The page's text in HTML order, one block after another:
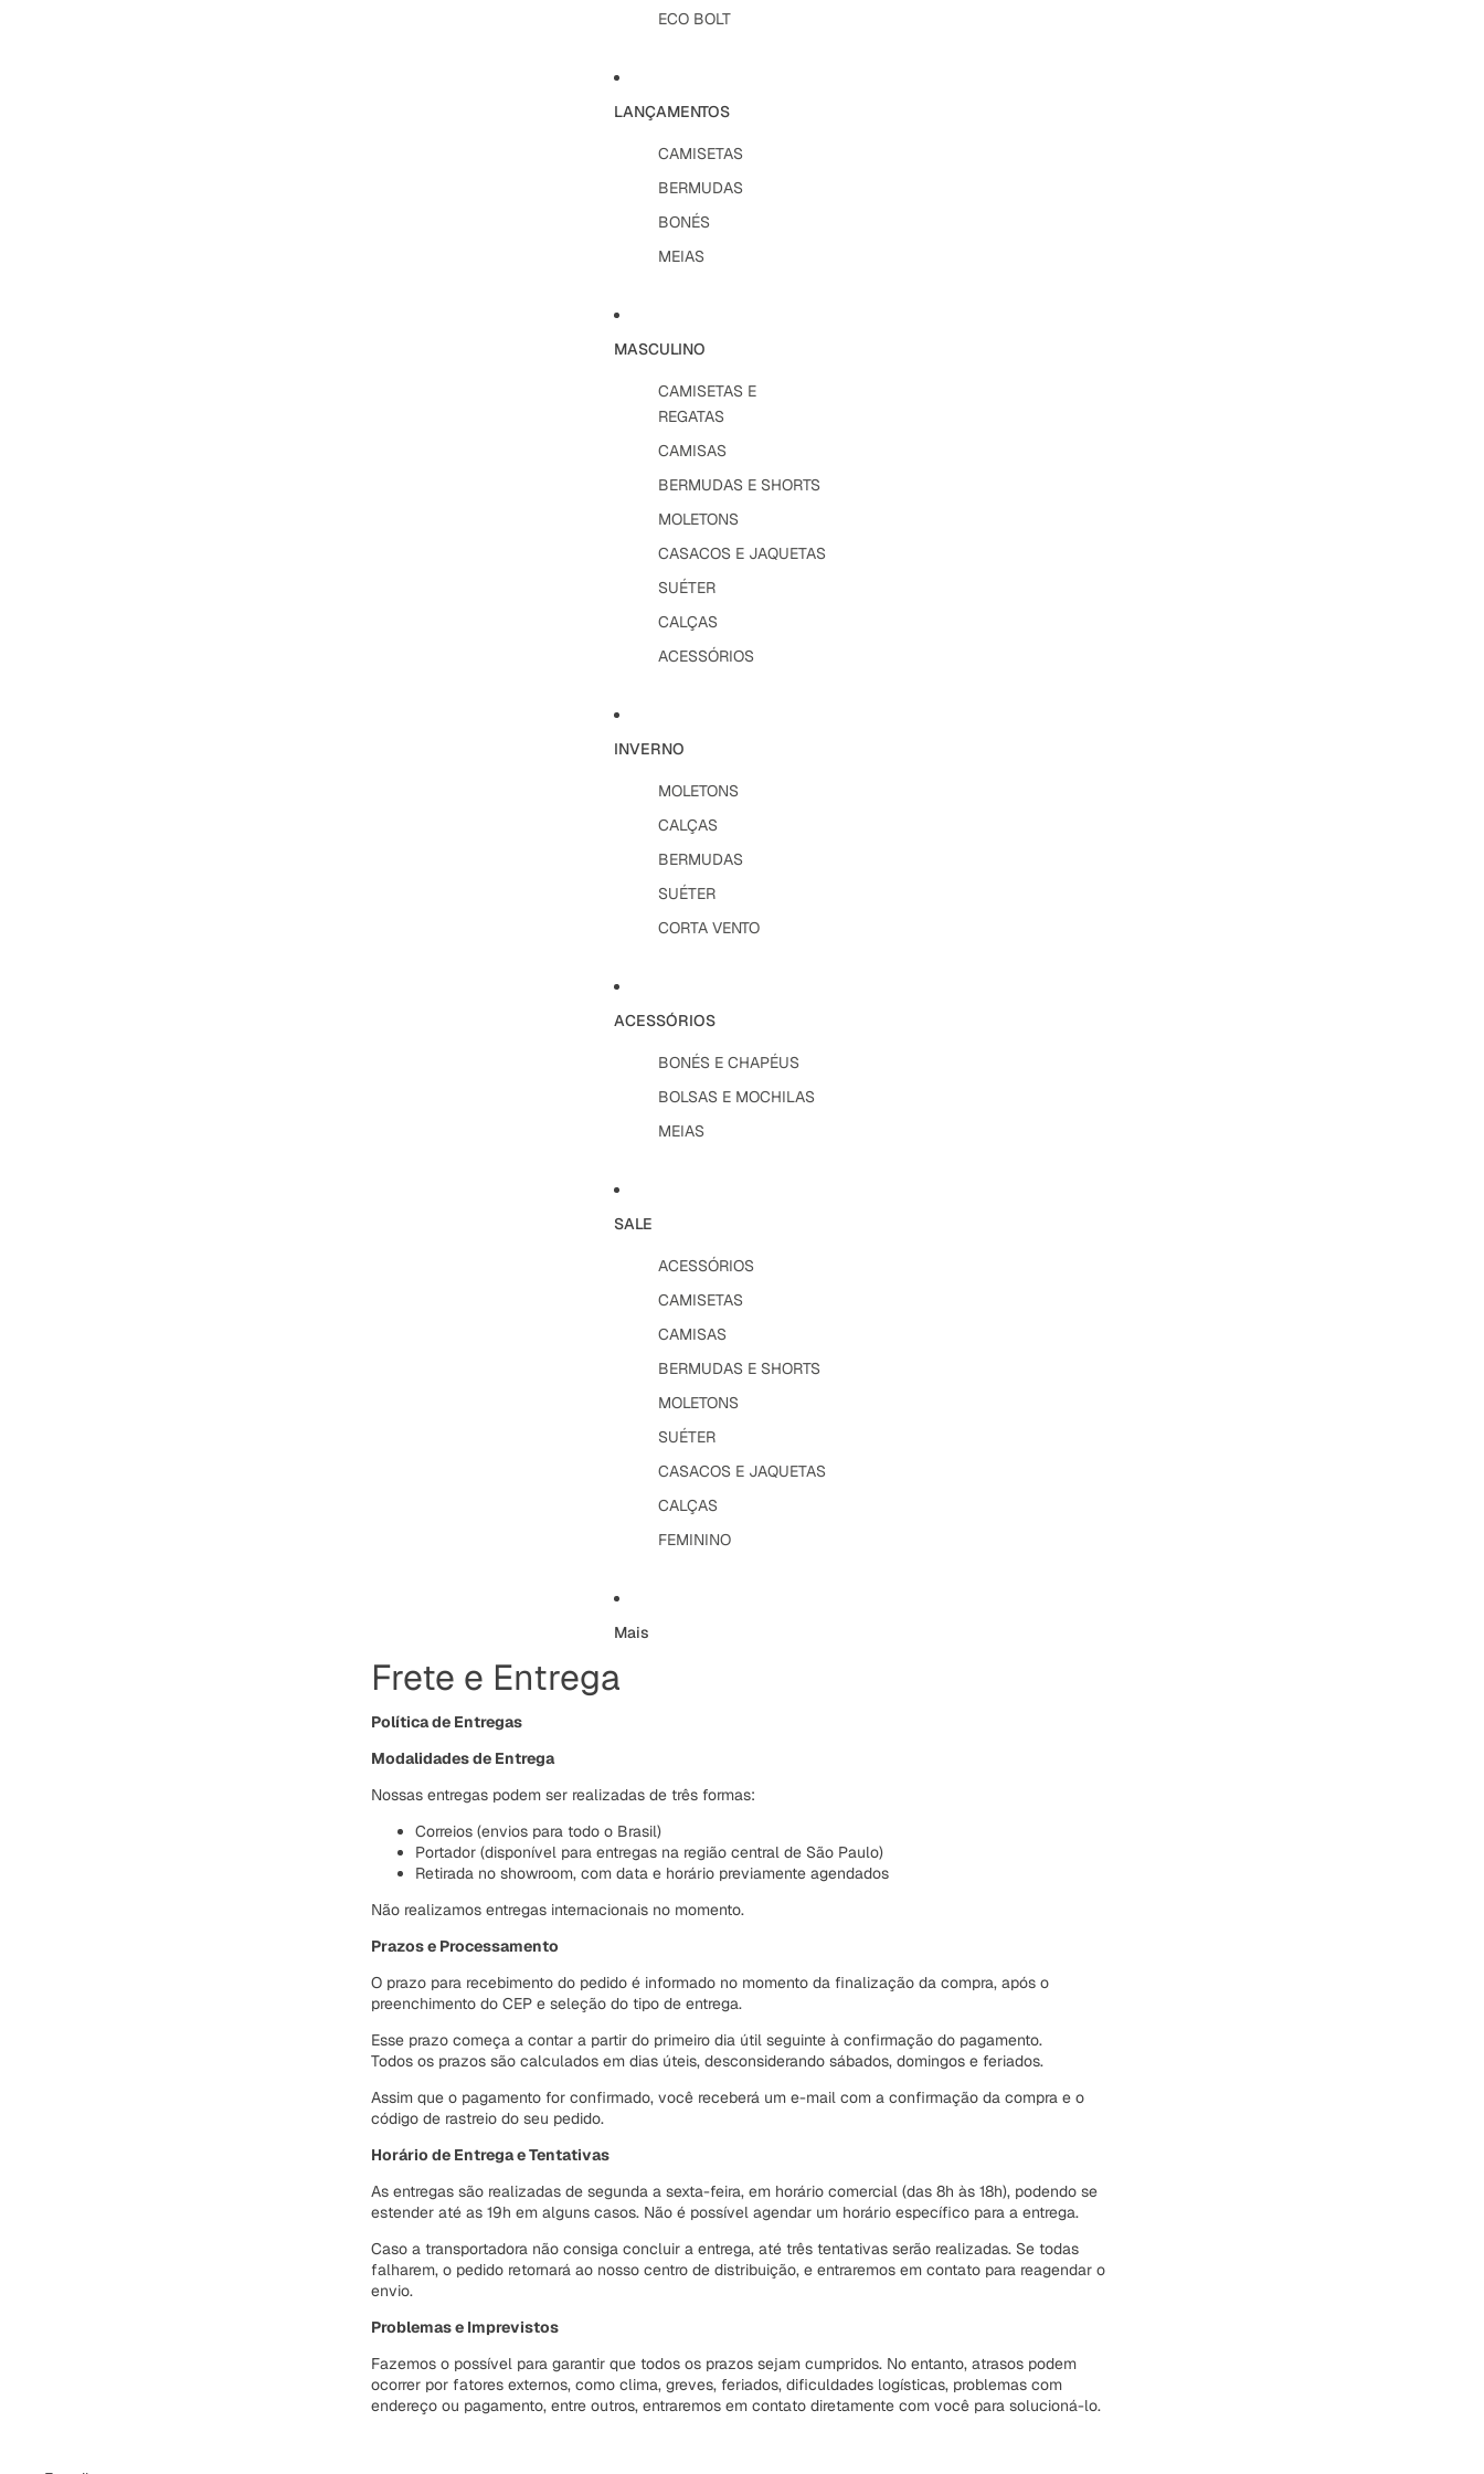
ECO BOLT
LANÇAMENTOS
CAMISETAS
BERMUDAS
BONÉS
MEIAS
MASCULINO
CAMISETAS E
REGATAS
CAMISAS
BERMUDAS E SHORTS
MOLETONS
CASACOS E JAQUETAS
SUÉTER
CALÇAS
ACESSÓRIOS
INVERNO
MOLETONS
CALÇAS
BERMUDAS
SUÉTER
CORTA VENTO
ACESSÓRIOS
BONÉS E CHAPÉUS
BOLSAS E MOCHILAS
MEIAS
SALE
ACESSÓRIOS
CAMISETAS
CAMISAS
BERMUDAS E SHORTS
MOLETONS
SUÉTER
CASACOS E JAQUETAS
CALÇAS
FEMININO
Mais
Frete e Entrega
Política de Entregas
Modalidades de Entrega
Nossas entregas podem ser realizadas de três formas:
Correios (envios para todo o Brasil)
Portador (disponível para entregas na região central de São Paulo)
Retirada no showroom, com data e horário previamente agendados
Não realizamos entregas internacionais no momento.
Prazos e Processamento
O prazo para recebimento do pedido é informado no momento da finalização da compra, após o
preenchimento do CEP e seleção do tipo de entrega.
Esse prazo começa a contar a partir do primeiro dia útil seguinte à confirmação do pagamento.
Todos os prazos são calculados em dias úteis, desconsiderando sábados, domingos e feriados.
Assim que o pagamento for confirmado, você receberá um e-mail com a confirmação da compra e o
código de rastreio do seu pedido.
Horário de Entrega e Tentativas
As entregas são realizadas de segunda a sexta-feira, em horário comercial (das 8h às 18h), podendo se
estender até as 19h em alguns casos. Não é possível agendar um horário específico para a entrega.
Caso a transportadora não consiga concluir a entrega, até três tentativas serão realizadas. Se todas
falharem, o pedido retornará ao nosso centro de distribuição, e entraremos em contato para reagendar o
envio.
Problemas e Imprevistos
Fazemos o possível para garantir que todos os prazos sejam cumpridos. No entanto, atrasos podem
ocorrer por fatores externos, como clima, greves, feriados, dificuldades logísticas, problemas com
endereço ou pagamento, entre outros, entraremos em contato diretamente com você para solucioná-lo.